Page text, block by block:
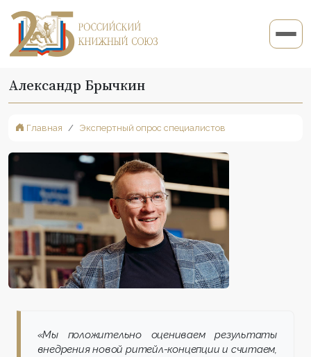
Александр Брычкин
Главная Экспертный опрос специалистов
«Мы положительно оцениваем результаты
внедрения новой ритейл-концепции и считаем,